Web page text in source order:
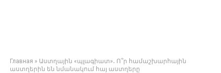
Главная » Աստղային «պլագիատ»․ Ո՞ր համաշխարհային
աստղերին են նմանակում հայ աստղերը